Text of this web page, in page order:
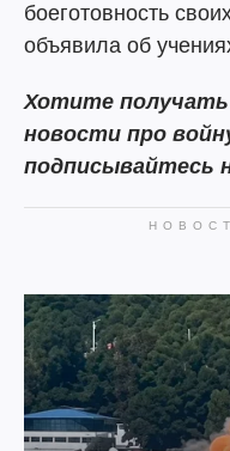
боеготовность
объявила об
Хотите
новости про
подписывайтесь